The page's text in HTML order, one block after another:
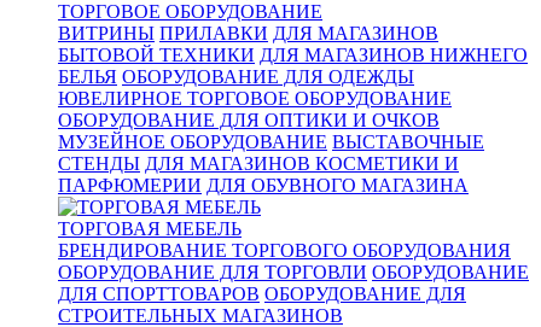
ТОРГОВОЕ ОБОРУДОВАНИЕ
ВИТРИНЫ ПРИЛАВКИ ДЛЯ МАГАЗИНОВ
БЫТОВОЙ ТЕХНИКИ ДЛЯ МАГАЗИНОВ НИЖНЕГО
БЕЛЬЯ ОБОРУДОВАНИЕ ДЛЯ ОДЕЖДЫ
ЮВЕЛИРНОЕ ТОРГОВОЕ ОБОРУДОВАНИЕ
ОБОРУДОВАНИЕ ДЛЯ ОПТИКИ И ОЧКОВ
МУЗЕЙНОЕ ОБОРУДОВАНИЕ ВЫСТАВОЧНЫЕ
СТЕНДЫ ДЛЯ МАГАЗИНОВ КОСМЕТИКИ И
ПАРФЮМЕРИИ ДЛЯ ОБУВНОГО МАГАЗИНА
ТОРГОВАЯ МЕБЕЛЬ
БРЕНДИРОВАНИЕ ТОРГОВОГО ОБОРУДОВАНИЯ
ОБОРУДОВАНИЕ ДЛЯ ТОРГОВЛИ ОБОРУДОВАНИЕ
ДЛЯ СПОРТТОВАРОВ ОБОРУДОВАНИЕ ДЛЯ
СТРОИТЕЛЬНЫХ МАГАЗИНОВ